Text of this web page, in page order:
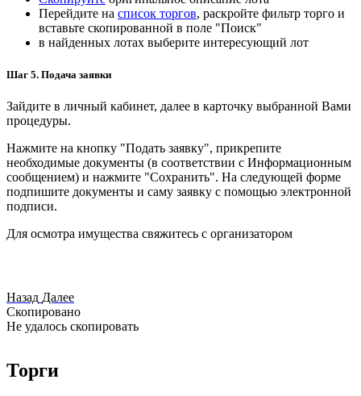
Перейдите на список торгов, раскройте фильтр торго и
вставьте скопированной в поле "Поиск"
в найденных лотах выберите интересующий лот
Шаг 5. Подача заявки
Зайдите в личный кабинет, далее в карточку выбранной Вами
процедуры.
Нажмите на кнопку "Подать заявку", прикрепите
необходимые документы (в соответствии с Информационным
сообщением) и нажмите "Сохранить". На следующей форме
подпишите документы и саму заявку с помощью электронной
подписи.
Для осмотра имущества свяжитесь с организатором
Назад Далее
Скопировано
Не удалось скопировать
Торги